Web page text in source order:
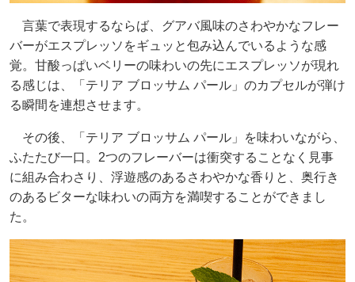
言葉で表現するならば、グアバ風味のさわやかなフレー
バーがエスプレッソをギュッと包み込んでいるような感
覚。甘酸っぱいベリーの味わいの先にエスプレッソが現れ
る感じは、「テリア ブロッサム パール」のカプセルが弾け
る瞬間を連想させます。
その後、「テリア ブロッサム パール」を味わいながら、
ふたたび一口。2つのフレーバーは衝突することなく見事
に組み合わさり、浮遊感のあるさわやかな香りと、奥行き
のあるビターな味わいの両方を満喫することができまし
た。